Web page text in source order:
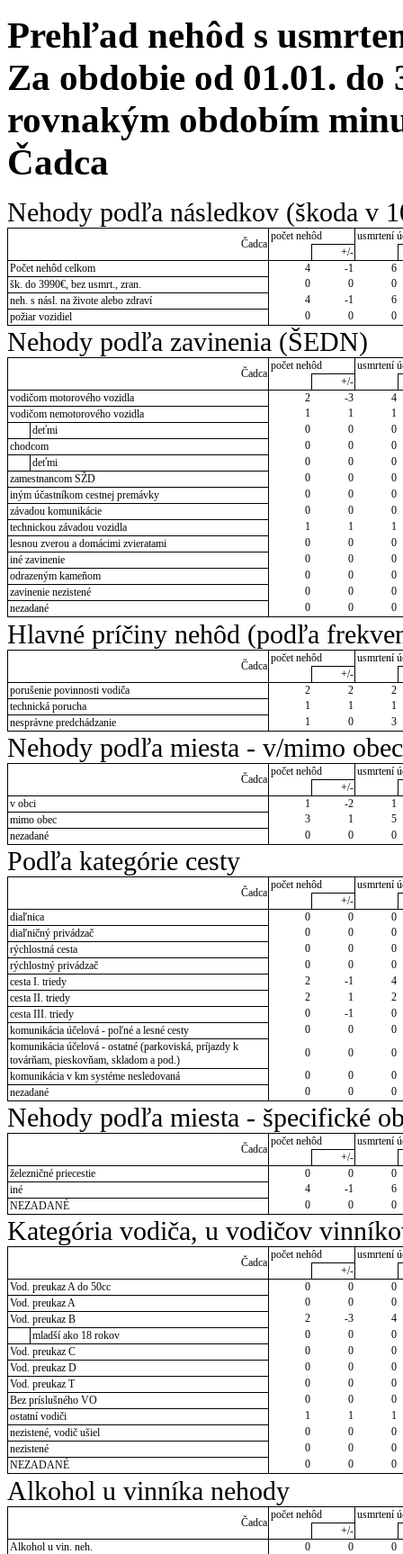
Prehľad nehôd s
Za obdobie od 01.01. do
rovnakým obdobím
Čadca
Nehody podľa následkov (škoda v
Čadca
počet nehôd
usmrtení
+/-
Počet nehôd celkom
4 -1
6
šk. do 3990€, bez usmrt., zran.
0 0
0
neh. s násl. na živote alebo zdraví
4 -1
6
požiar vozidiel
0 0 0
Nehody podľa zavinenia (ŠEDN)
Čadca
počet nehôd
usmrtení
+/-
vodičom motorového vozidla
2 -3
4
vodičom nemotorového vozidla
1 1
1
deťmi
0 0
0
chodcom
0 0
0
deťmi
0 0
0
zamestnancom SŽD
0 0
0
iným účastníkom cestnej premávky
0 0
0
závadou komunikácie
0 0
0
technickou závadou vozidla
1 1
1
lesnou zverou a domácimi zvieratami
0 0
0
iné zavinenie
0 0
0
odrazeným kameňom
0 0
0
zavinenie nezistené
0 0
0
nezadané
0 0 0
Hlavné príčiny nehôd (podľa
Čadca
počet nehôd
usmrtení
+/-
porušenie povinnosti vodiča
2 2
2
technická porucha
1 1
1
nesprávne predchádzanie
1 0 3
Nehody podľa miesta - v/mimo obec
Čadca
počet nehôd
usmrtení
+/-
v obci
1 -2
1
mimo obec
3 1
5
nezadané
0 0 0
Podľa kategórie cesty
Čadca
počet nehôd
usmrtení
+/-
diaľnica
0 0
0
diaľničný privádzač
0 0
0
rýchlostná cesta
0 0
0
rýchlostný privádzač
0 0
0
cesta I. triedy
2 -1
4
cesta II. triedy
2 1
2
cesta III. triedy
0 -1
0
komunikácia účelová - poľné a lesné cesty
0 0
0
komunikácia účelová - ostatné (parkoviská, príjazdy k
továrňam, pieskovňam, skladom a pod.)
0 0
0
komunikácia v km systéme nesledovaná
0 0
0
nezadané
0 0 0
Nehody podľa miesta - špecifické
Čadca
počet nehôd
usmrtení
+/-
železničné priecestie
0 0
0
iné
4 -1
6
NEZADANÉ
0 0 0
Kategória vodiča, u vodičov
Čadca
počet nehôd
usmrtení
+/-
Vod. preukaz A do 50cc
0 0
0
Vod. preukaz A
0 0
0
Vod. preukaz B
2 -3
4
mladší ako 18 rokov
0 0
0
Vod. preukaz C
0 0
0
Vod. preukaz D
0 0
0
Vod. preukaz T
0 0
0
Bez príslušného VO
0 0
0
ostatní vodiči
1 1
1
nezistené, vodič ušiel
0 0
0
nezistené
0 0
0
NEZADANÉ
0 0 0
Alkohol u vinníka nehody
Čadca
počet nehôd
usmrtení
+/-
Alkohol u vin. neh.
0 0
0